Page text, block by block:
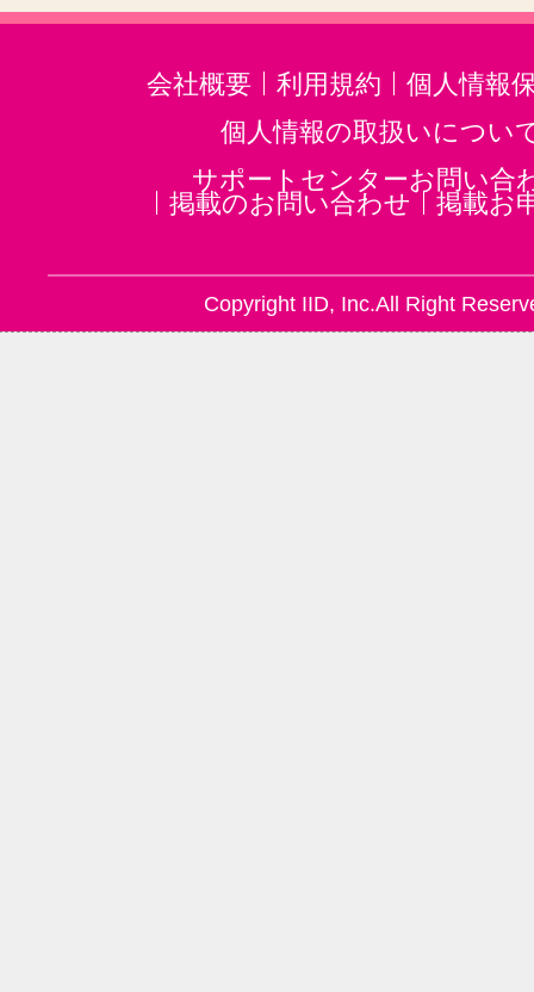
会社概要 利用規約
個人情報
個人情報の取扱いについ
サポートセンターお問い合
掲載のお問い合わせ
掲載お
Copyright IID, Inc.All Right